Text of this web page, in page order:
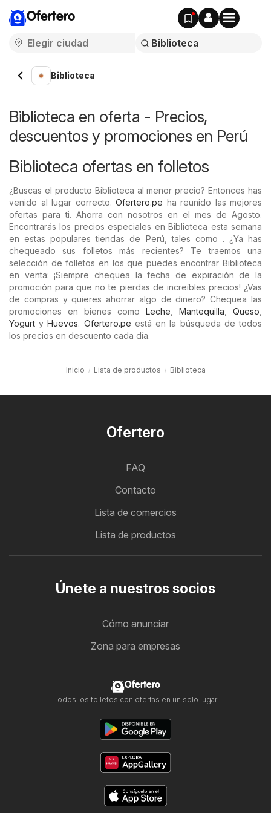
Ofertero
Biblioteca
Biblioteca en oferta - Precios,
descuentos y promociones en Perú
Biblioteca ofertas en folletos
¿Buscas el producto Biblioteca al menor precio? Entonces has
venido al lugar correcto. Ofertero.pe ha reunido las mejores
ofertas para ti. Ahorra con nosotros en el mes de Agosto.
Encontrarás los precios especiales en Biblioteca esta semana
en estas populares tiendas de Perú, tales como . ¿Ya has
chequeado sus folletos más recientes? Te traemos una
selección de folletos en los que puedes encontrar Biblioteca
en venta: ¡Siempre chequea la fecha de expiración de la
promoción para que no te pierdas de increíbles precios! ¿Vas
de compras y quieres ahorrar algo de dinero? Chequea las
promociones en bienes como Leche Mantequilla Queso
Yogurt yHuevos. Ofertero.pe está en la búsqueda de todos
los precios en descuento cada día.
Inicio Lista de productos Biblioteca
Ofertero
FAQ
Contacto
Lista de comercios
Lista de productos
Únete a nuestros socios
Cómo anunciar
Zona para empresas
Ofertero
Todos los folletos con ofertas en un solo lugar